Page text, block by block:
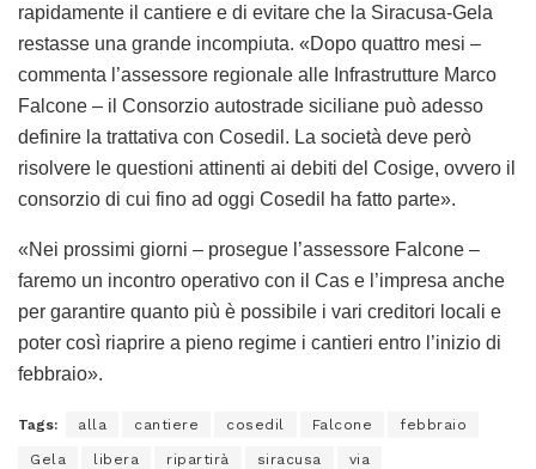
rapidamente il cantiere e di evitare che la Siracusa-Gela
restasse una grande incompiuta. «Dopo quattro mesi –
commenta l’assessore regionale alle Infrastrutture Marco
Falcone – il Consorzio autostrade siciliane può adesso
definire la trattativa con Cosedil. La società deve però
risolvere le questioni attinenti ai debiti del Cosige, ovvero il
consorzio di cui fino ad oggi Cosedil ha fatto parte».
«Nei prossimi giorni – prosegue l’assessore Falcone –
faremo un incontro operativo con il Cas e l’impresa anche
per garantire quanto più è possibile i vari creditori locali e
poter così riaprire a pieno regime i cantieri entro l’inizio di
febbraio».
Tags: alla cantiere cosedil Falcone febbraio
Gela libera ripartirà siracusa via